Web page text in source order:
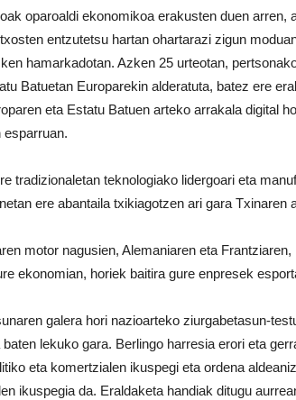
oparoaldi ekonomikoa erakusten duen arren,
entzutetsu hartan ohartarazi zigun
hamarkadotan. Azken 25 urteotan,
Batuetan Europarekin alderatuta, batez ere
eta Estatu Batuen arteko arrakala digital
esparruan.
tradizionaletan teknologiako lidergoari eta
ere abantaila txikiagotzen ari gara Txinaren
motor nagusien, Alemaniaren eta
ekonomian, horiek baitira gure enpresek
galera hori nazioarteko ziurgabetasun-
lekuko gara. Berlingo harresia erori eta
eta komertzialen ikuspegi eta ordena
ikuspegia da. Eraldaketa handiak ditugu